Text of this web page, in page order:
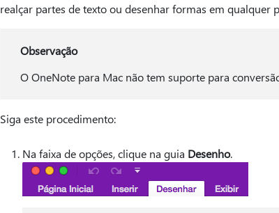
realçar partes de texto ou desenhar formas em qualquer
Observação
O OneNote para Mac não tem suporte para
Siga este procedimento:
Na faixa de opções, clique na guia Desenho.